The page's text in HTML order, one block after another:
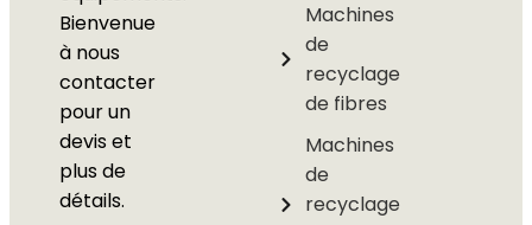
Bienvenue
à nous
contacter
pour un
devis et
plus de
détails.
Machines
de
recyclage
de fibres
Machines
de
recyclage